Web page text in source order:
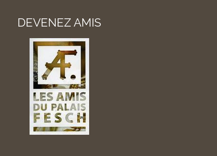
DEVENEZ AMIS